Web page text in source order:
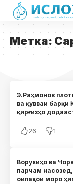
Метка:
Э.Раҳмонов
ва қувваи
қирғизҳо
26 1
Ворухиҳо ва
парчам
оилаҳои моро